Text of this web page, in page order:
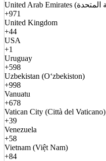
+971
United Kingdom
+44
USA
+1
Uruguay
+598
Uzbekistan (Oʻzbekiston)
+998
Vanuatu
+678
Vatican City (Città del Vaticano)
+39
Venezuela
+58
Vietnam (Việt Nam)
+84